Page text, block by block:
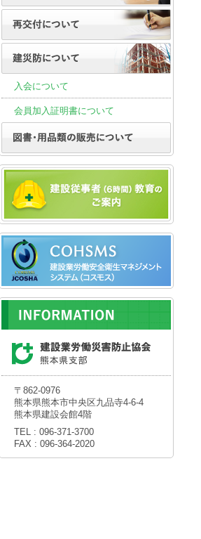
入会について
会員加入証明書について
〒862-0976
熊本県熊本市中央区九品寺4-6-4
熊本県建設会館4階
TEL : 096-371-3700
FAX : 096-364-2020